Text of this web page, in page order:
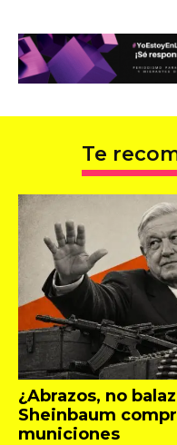
Te
¿Abrazos, no
Sheinbaum
municiones